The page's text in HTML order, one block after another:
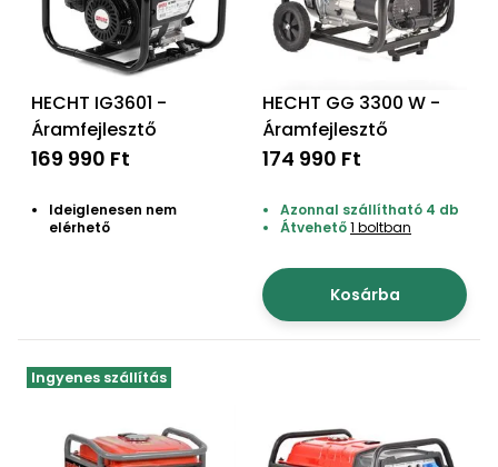
HECHT IG3601 -
Áramfejlesztő
169 990 Ft
Ideiglenesen nem
elérhető
HECHT GG 3300 W -
Áramfejlesztő
174 990 Ft
Azonnal szállítható 4 db
Átvehető1 boltban
Kosárba
Ingyenes szállítás